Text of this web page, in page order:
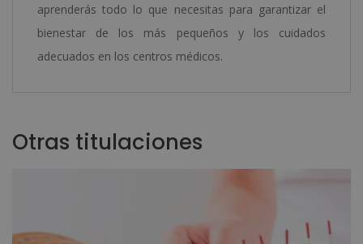
aprenderás todo lo que necesitas para garantizar el
bienestar de los más pequeños y los cuidados
adecuados en los centros médicos.
Otras titulaciones